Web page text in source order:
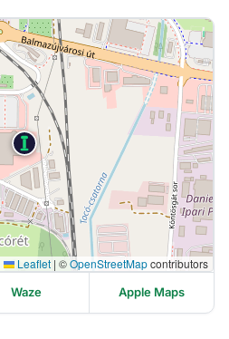
Leaflet | ©OpenStreetMapcontributors
Waze Apple Maps